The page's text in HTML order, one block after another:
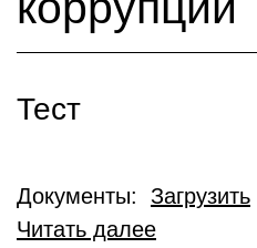
Тест
Документы: Загрузить
Читать далее